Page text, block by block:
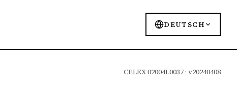
DEUTSCH
CELEX 02004L0037 · v20240408